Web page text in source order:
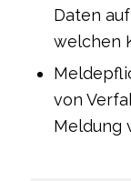
Daten
welchen
von
Meldung